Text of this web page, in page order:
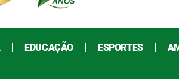
EDUCAÇÃO ESPORTES